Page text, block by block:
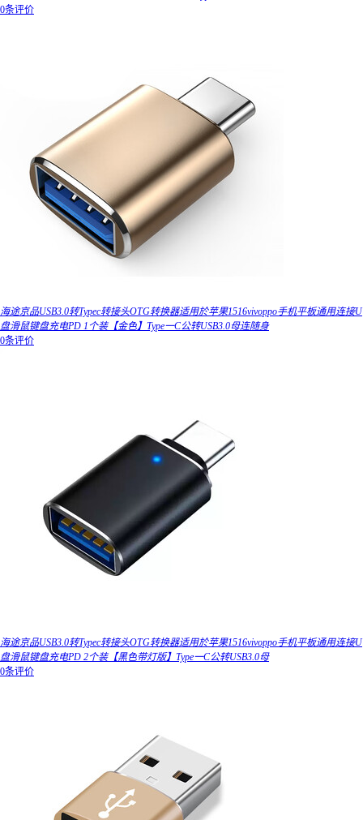
0条评价
海途京品USB3.0转Typec转接头OTG转换器适用於苹果1516vivoppo手机平板通用连接U
盘滑鼠键盘充电PD 1个装【金色】Type一C公转USB3.0母连随身
0条评价
海途京品USB3.0转Typec转接头OTG转换器适用於苹果1516vivoppo手机平板通用连接U
盘滑鼠键盘充电PD 2个装【黑色带灯版】Type一C公转USB3.0母
0条评价